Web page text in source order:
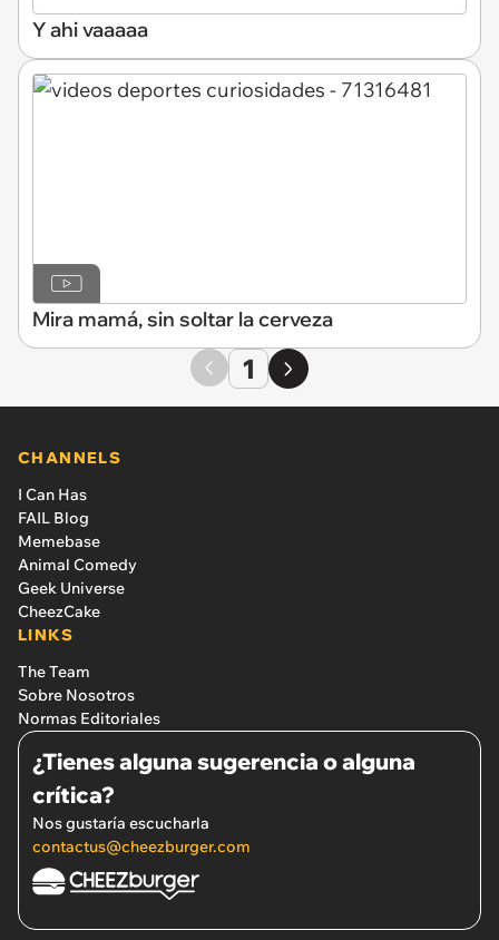
Y ahi vaaaaa
Mira mamá, sin soltar la cerveza
1
CHANNELS
I Can Has
FAIL Blog
Memebase
Animal Comedy
Geek Universe
CheezCake
LINKS
The Team
Sobre Nosotros
Normas Editoriales
¿Tienes alguna sugerencia o alguna
crítica?
Nos gustaría escucharla
contactus@cheezburger.com